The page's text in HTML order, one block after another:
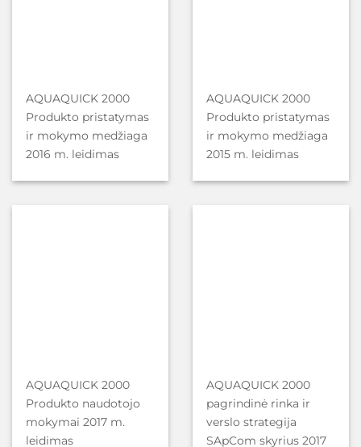
AQUAQUICK 2000
Produkto pristatymas
ir mokymo medžiaga
2016 m. leidimas
AQUAQUICK 2000
Produkto pristatymas
ir mokymo medžiaga
2015 m. leidimas
AQUAQUICK 2000
Produkto naudotojo
mokymai 2017 m.
leidimas
AQUAQUICK 2000
pagrindinė rinka ir
verslo strategija
SApCom skyrius 2017